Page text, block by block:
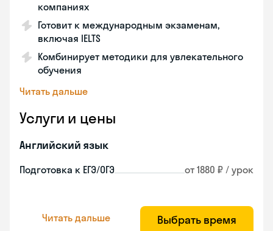
компаниях
Готовит к международным экзаменам,
включая IELTS
Комбинирует методики для увлекательного
обучения
Читать дальше
Услуги и цены
Английский язык
Подготовка к ЕГЭ/ОГЭ от 1880 ₽ / урок
Читать дальше Выбрать время